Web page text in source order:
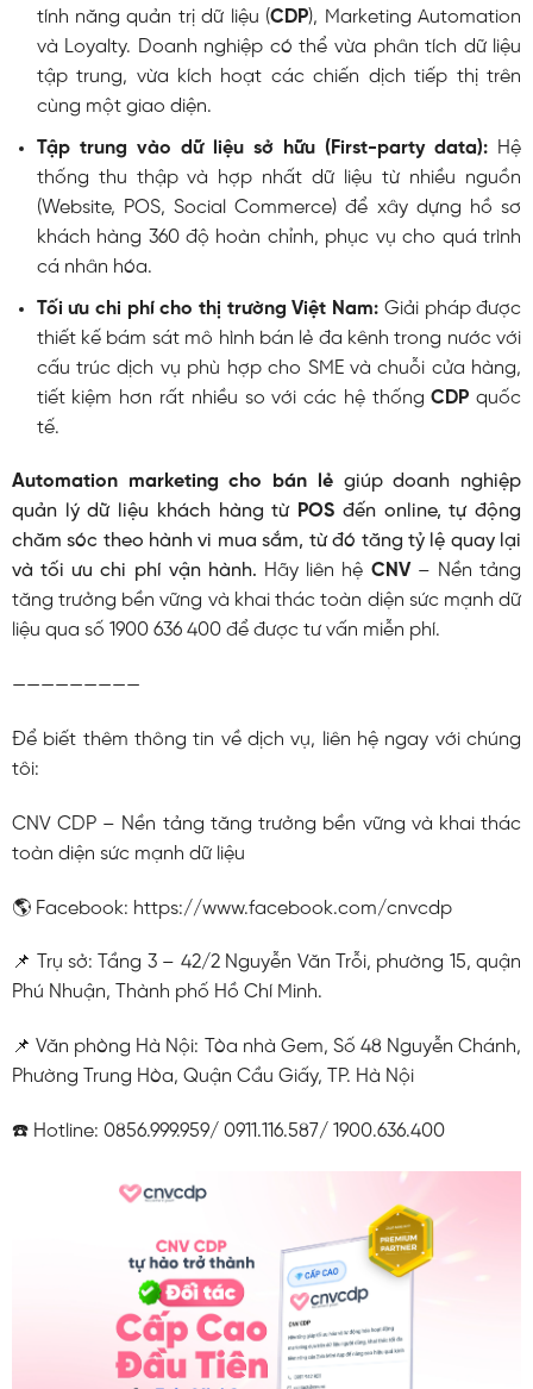
tính năng quản trị dữ liệu (CDP), Marketing Automation
và Loyalty. Doanh nghiệp có thể vừa phân tích dữ liệu
tập trung, vừa kích hoạt các chiến dịch tiếp thị trên
cùng một giao diện.
Tập trung vào dữ liệu sở hữu (First-party data): Hệ
thống thu thập và hợp nhất dữ liệu từ nhiều nguồn
(Website, POS, Social Commerce) để xây dựng hồ sơ
khách hàng 360 độ hoàn chỉnh, phục vụ cho quá trình
cá nhân hóa.
Tối ưu chi phí cho thị trường Việt Nam: Giải pháp được
thiết kế bám sát mô hình bán lẻ đa kênh trong nước với
cấu trúc dịch vụ phù hợp cho SME và chuỗi cửa hàng,
tiết kiệm hơn rất nhiều so với các hệ thống CDP quốc
tế.
Automation marketing cho bán lẻgiúp doanh nghiệp
quản lý dữ liệu khách hàng từ POS đến online, tự động
chăm sóc theo hành vi mua sắm, từ đó tăng tỷ lệ quay lại
và tối ưu chi phí vận hành. Hãy liên hệ CNV– Nền tảng
tăng trưởng bền vững và khai thác toàn diện sức mạnh dữ
liệu qua số 1900 636 400 để được tư vấn miễn phí.
—————————
Để biết thêm thông tin về dịch vụ, liên hệ ngay với chúng
tôi:
CNV CDP – Nền tảng tăng trưởng bền vững và khai thác
toàn diện sức mạnh dữ liệu
🌎 Facebook: https://www.facebook.com/cnvcdp
📌 Trụ sở: Tầng 3 – 42/2 Nguyễn Văn Trỗi, phường 15, quận
Phú Nhuận, Thành phố Hồ Chí Minh.
📌 Văn phòng Hà Nội: Tòa nhà Gem, Số 48 Nguyễn Chánh,
Phường Trung Hòa, Quận Cầu Giấy, TP. Hà Nội
☎️ Hotline: 0856.999.959/ 0911.116.587/ 1900.636.400